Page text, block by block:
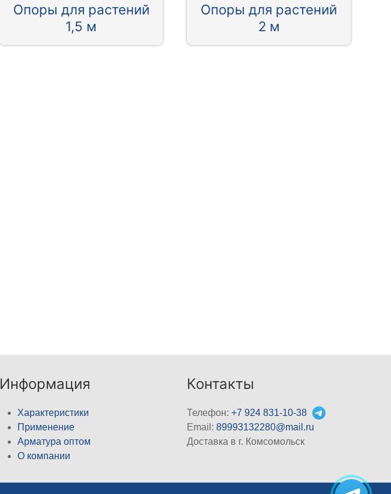
Опоры для растений
1,5 м
Опоры для растений
2 м
Информация
Характеристики
Применение
Арматура оптом
О компании
Контакты
Телефон:+7 924 831-10-38
Email:89993132280@mail.ru
Доставка в г. Комсомольск